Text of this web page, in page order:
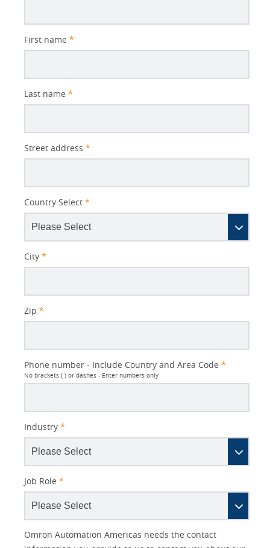
First name *
Last name *
Street address *
Country Select *
City *
Zip *
Phone number - Include Country and Area Code *
No brackets ( ) or dashes - Enter numbers only
Industry *
Job Role *
Other
Lead
Lead
Source
Status
Opt-in
I
am
Your
Role
Product Family
Solutions Interest
Omron Automation Americas needs the contact